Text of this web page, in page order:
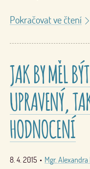
Pokračovat ve čtení
JAK BY MĚL
UPRAVENÝ,
HODNOCENÍ
8. 4. 2015 • Mgr. Alexandra